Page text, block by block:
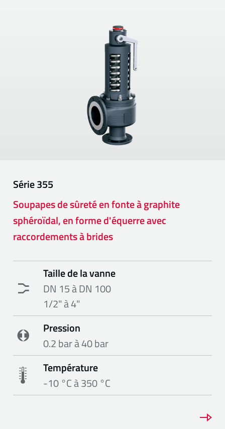
Série355
Soupapes de sûreté en fonte à graphite
sphéroïdal, en forme d'équerre avec
raccordements à brides
Taille de la vanne
DN 15 à DN 100
1/2" à 4"
Pression
0.2 bar à 40 bar
Température
-10 °C à 350 °C